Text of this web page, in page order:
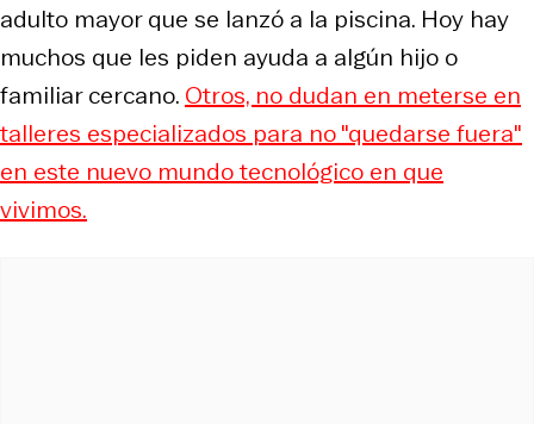
adulto mayor que se lanzó a la piscina. Hoy hay
muchos que les piden ayuda a algún hijo o
familiar cercano. Otros, no dudan en meterse en
talleres especializados para no "quedarse fuera"
en este nuevo mundo tecnológico en que
vivimos.